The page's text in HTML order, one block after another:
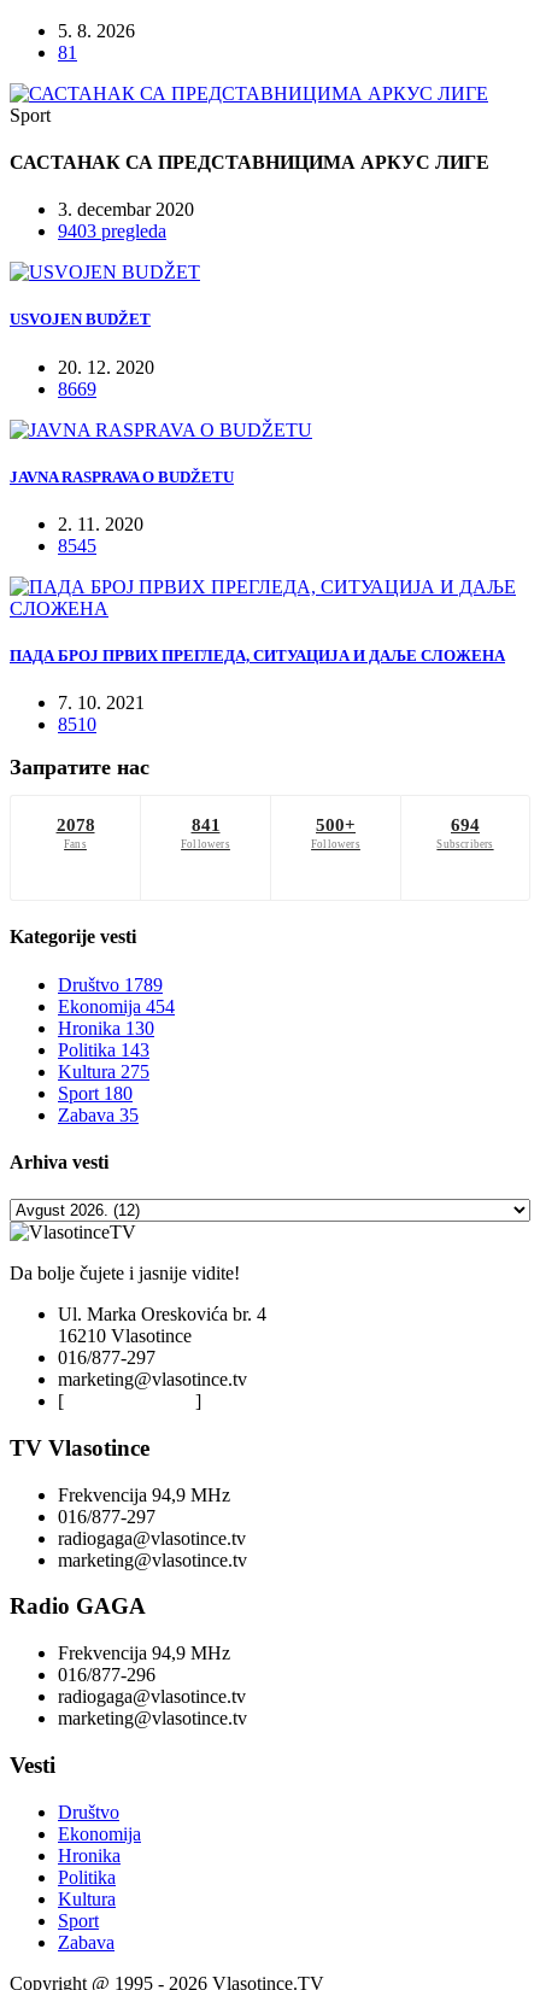
5. 8. 2026
81
Sport
САСТАНАК СА ПРЕДСТАВНИЦИМА АРКУС ЛИГЕ
3. decembar 2020
9403 pregleda
USVOJEN BUDŽET
20. 12. 2020
8669
JAVNA RASPRAVA O BUDŽETU
2. 11. 2020
8545
ПАДА БРОЈ ПРВИХ ПРЕГЛЕДА, СИТУАЦИЈА И ДАЉЕ СЛОЖЕНА
7. 10. 2021
8510
Запратите нас
2078
Fans
841
Followers
500+
Followers
694
Subscribers
Kategorije vesti
Društvo 1789
Ekonomija 454
Hronika 130
Politika 143
Kultura 275
Sport 180
Zabava 35
Arhiva vesti
Da bolje čujete i jasnije vidite!
Ul. Marka Oreskovića br. 4
16210 Vlasotince
016/877-297
marketing@vlasotince.tv
[
]
TV Vlasotince
Frekvencija 94,9 MHz
016/877-297
radiogaga@vlasotince.tv
marketing@vlasotince.tv
Radio GAGA
Frekvencija 94,9 MHz
016/877-296
radiogaga@vlasotince.tv
marketing@vlasotince.tv
Vesti
Društvo
Ekonomija
Hronika
Politika
Kultura
Sport
Zabava
Copyright @ 1995 - 2026 Vlasotince.TV